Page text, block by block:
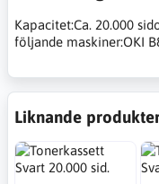
Kapacitet:Ca. 20.000
följande maskiner:OKI
Liknande